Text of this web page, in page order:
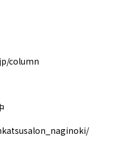
column